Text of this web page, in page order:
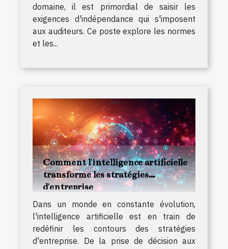
domaine, il est primordial de saisir les
exigences d'indépendance qui s'imposent
aux auditeurs. Ce poste explore les normes
et les...
Comment l'intelligence artificielle
transforme les stratégies
d'entreprise
Dans un monde en constante évolution,
l'intelligence artificielle est en train de
redéfinir les contours des stratégies
d'entreprise. De la prise de décision aux